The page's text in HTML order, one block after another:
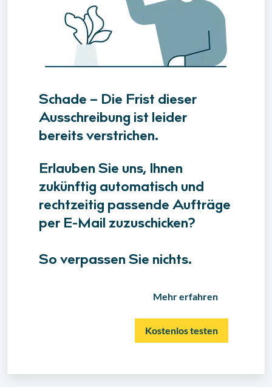
Schade – Die Frist dieser
Ausschreibung ist leider
bereits verstrichen.
Erlauben Sie uns, Ihnen
zukünftig automatisch und
rechtzeitig passende Aufträge
per E-Mail zuzuschicken?
So verpassen Sie nichts.
Mehr erfahren
Kostenlos testen